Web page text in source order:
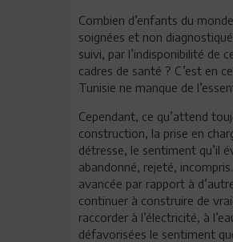
Combien d’enfants du
soignées et non
suivi, par l’indisponibilité de
cadres de santé ? C’est en
Tunisie ne manque de
Cependant, ce qu’attend
construction, la prise en
détresse, le sentiment qu’il
abandonné, rejeté,
avancée par rapport à
continuer à construire de
raccorder à l’électricité, à
défavorisées le sentiment